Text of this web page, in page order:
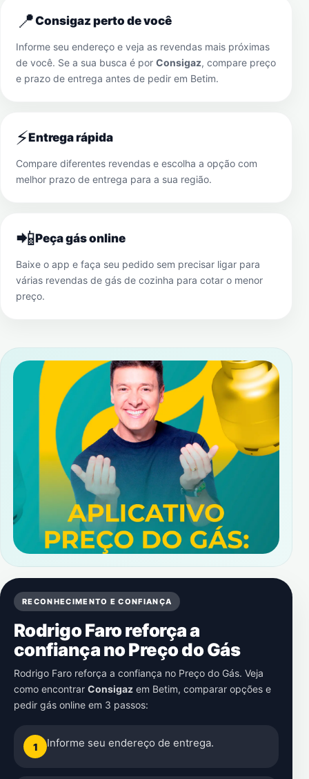
📍Consigaz perto de você
Informe seu endereço e veja as revendas mais próximas
de você. Se a sua busca é por Consigaz, compare preço
e prazo de entrega antes de pedir em Betim.
⚡Entrega rápida
Compare diferentes revendas e escolha a opção com
melhor prazo de entrega para a sua região.
📲Peça gás online
Baixe o app e faça seu pedido sem precisar ligar para
várias revendas de gás de cozinha para cotar o menor
preço.
RECONHECIMENTO E CONFIANÇA
Rodrigo Faro reforça a
confiança no Preço do Gás
Rodrigo Faro reforça a confiança no Preço do Gás. Veja
como encontrar Consigaz em Betim, comparar opções e
pedir gás online em 3 passos:
1 Informe seu endereço de entrega.